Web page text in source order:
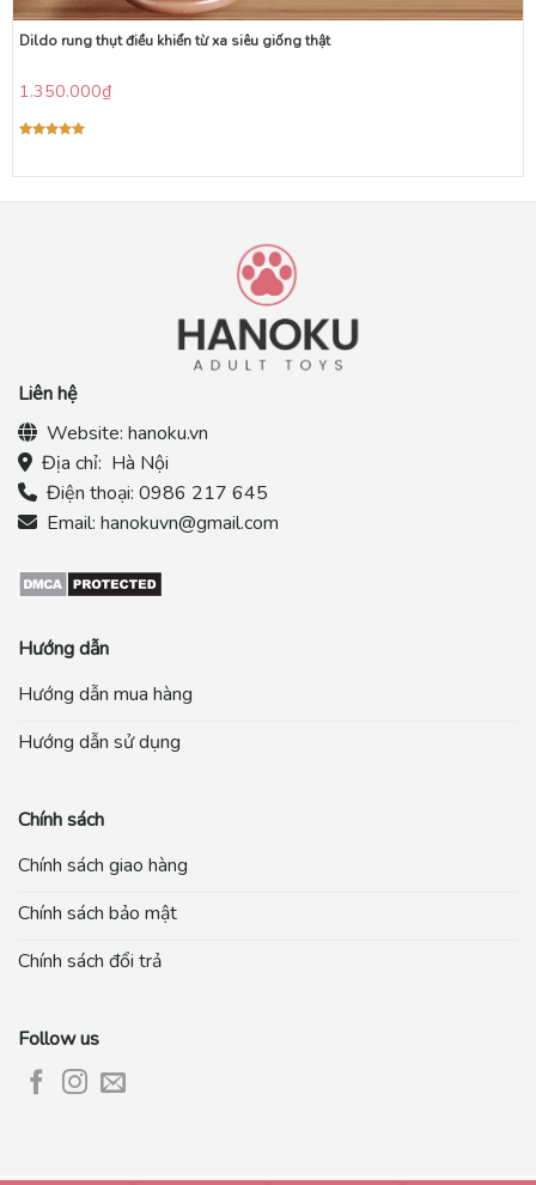
Dildo rung thụt điều khiển từ xa siêu giống thật
1.350.000₫
5 sao
Liên hệ
Website: hanoku.vn
Địa chỉ: Hà Nội
Điện thoại: 0986 217 645
Email: hanokuvn@gmail.com
Hướng dẫn
Hướng dẫn mua hàng
Hướng dẫn sử dụng
Chính sách
Chính sách giao hàng
Chính sách bảo mật
Chính sách đổi trả
Follow us